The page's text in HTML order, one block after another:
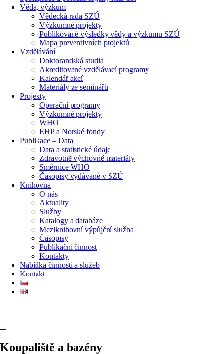
Věda, výzkum
Vědecká rada SZÚ
Výzkumné projekty
Publikované výsledky vědy a výzkumu SZÚ
Mapa preventivních projektů
Vzdělávání
Doktorandská studia
Akreditované vzdělávací programy
Kalendář akcí
Materiály ze seminářů
Projekty
Operační programy
Výzkumné projekty
WHO
EHP a Norské fondy
Publikace – Data
Data a statistické údaje
Zdravotně výchovné materiály
Směrnice WHO
Časopisy vydávané v SZÚ
Knihovna
O nás
Aktuality
Služby
Katalogy a databáze
Meziknihovní výpůjční služba
Časopisy
Publikační činnost
Kontakty
Nabídka činnosti a služeb
Kontakt
Koupaliště a bazény